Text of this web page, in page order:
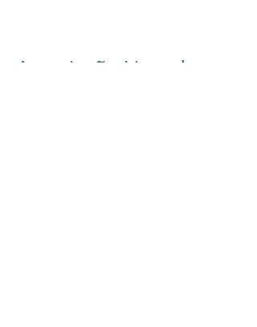
Associação Livre de